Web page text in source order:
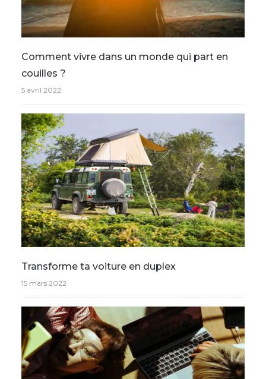
Comment vivre dans un monde qui part en
couilles ?
5 avril 2022
Transforme ta voiture en duplex
15 mars 2022